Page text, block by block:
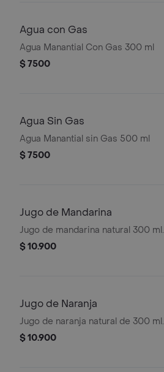
Agua con Gas
Agua Manantial Con Gas 300 ml
$ 7500
Agua Sin Gas
Agua Manantial sin Gas 500 ml
$ 7500
Jugo de Mandarina
Jugo de mandarina natural 300 ml.
$ 10.900
Jugo de Naranja
Jugo de naranja natural de 300 ml.
$ 10.900